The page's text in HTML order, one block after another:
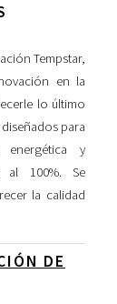
Tempstar,
en la
lo último
para
y
100%. Se
la calidad
DE